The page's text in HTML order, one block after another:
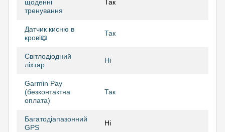
щоденні
тренування
Так
Датчик кисню в
крові📖
Так
Світлодіодний
ліхтар
Ні
Garmin Pay
(безконтактна
оплата)
Так
Багатодіапазонний
GPS
Ні